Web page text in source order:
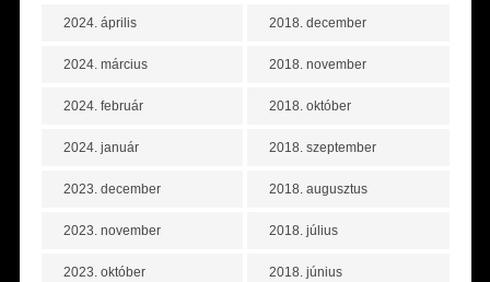
2024. április
2024. március
2024. február
2024. január
2023. december
2023. november
2023. október
2018. december
2018. november
2018. október
2018. szeptember
2018. augusztus
2018. július
2018. június